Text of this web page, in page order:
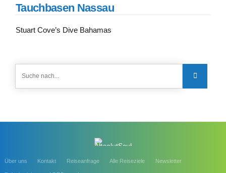
Tauchbasen Nassau
Stuart Cove’s Dive Bahamas
Über uns Kontakt Reiseanfrage Alle Reiseziele Newsletter